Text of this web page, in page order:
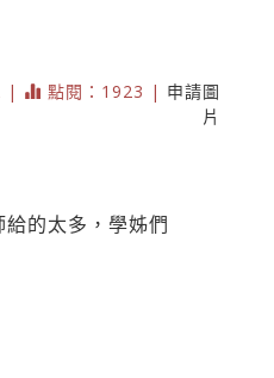
| 點閱：1923 | 申請圖
片
的太多，學姊們